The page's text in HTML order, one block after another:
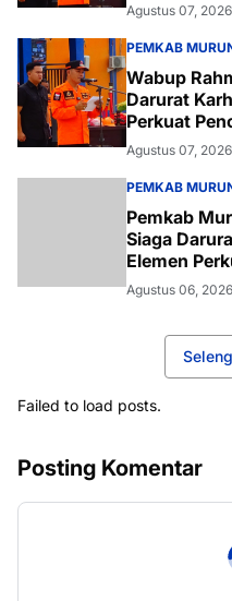
Agustus 07, 2026
PEMKAB
Wabup
Darurat
Perkuat
Agustus 07, 2026
PEMKAB
Pemkab
Siaga
Elemen
Agustus 06, 2026
Failed to load posts.
Posting Komentar